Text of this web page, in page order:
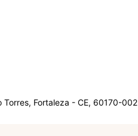
Fortaleza - CE, 60170-002